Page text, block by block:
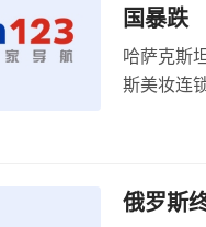
国暴跌
哈萨克斯
斯美妆连
俄罗斯